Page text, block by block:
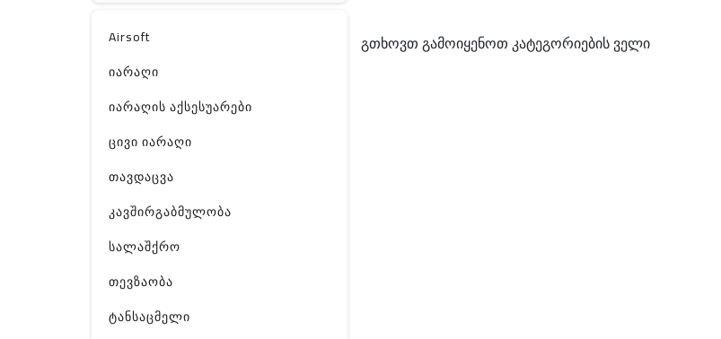
Airsoft
იარაღი
იარაღის აქსესუარები
ცივი იარაღი
თავდაცვა
კავშირგაბმულობა
სალაშქრო
თევზაობა
ტანსაცმელი
გთხოვთ გამოიყენოთ კატეგორიების ველი